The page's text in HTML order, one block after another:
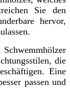
Sie den
hervor,
die
Eine
passen und